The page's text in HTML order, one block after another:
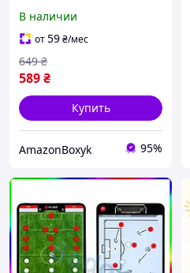
доска для планирования
дел, списков покупок и
питания, многоразовая
В наличии
от59₴/мес
589₴
649 ₴
Купить
AmazonBoxyk 95%